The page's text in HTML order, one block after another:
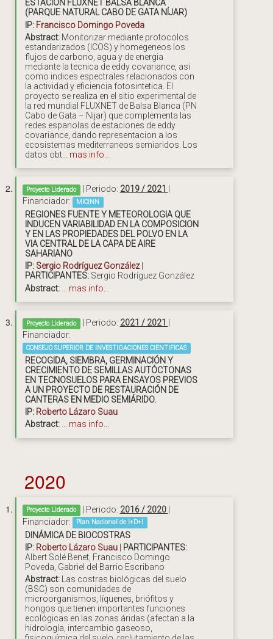
ESTACIÓN FLUXNET BALSA BLANCA
(PARQUE NATURAL CABO DE GATA NÍJAR)
IP: Francisco Domingo Poveda
Abstract: Monitorizar mediante protocolos
estandarizados (ICOS) y homegeneos los
flujos de carbono, agua y de energia
mediante la tecnica de eddy covariance, asi
como indices espectrales relacionados con
la actividad y eficiencia fotosintetica. El
proyecto se realiza en el sitio experimental de
la red mundial FLUXNET de Balsa Blanca (PN
Cabo de Gata – Nijar) que complementa las
redes espanolas de estaciones de eddy
covariance, dando representacion a los
ecosistemas mediterraneos semiaridos. Los
datos obt... mas info...
Proyecto Liderado | Periodo: 2019 / 2021
Financiador:
MICINN
REGIONES FUENTE Y METEOROLOGIA QUE
INDUCEN VARIABILIDAD EN LA COMPOSICION
Y EN LAS PROPIEDADES DEL POLVO EN LA
VIA CENTRAL DE LA CAPA DE AIRE
SAHARIANO
IP: Sergio Rodríguez González
PARTICIPANTES: Sergio Rodríguez González
Abstract:
mas info...
Proyecto Liderado | Periodo: 2021 / 2021
Financiador:
CONSEJO SUPERIOR DE INVESTIGACIONES CIENTIFICAS
RECOGIDA, SIEMBRA, GERMINACIÓN Y
CRECIMIENTO DE SEMILLAS AUTÓCTONAS
EN TECNOSUELOS PARA ENSAYOS PREVIOS
A UN PROYECTO DE RESTAURACIÓN DE
CANTERAS EN MEDIO SEMIÁRIDO.
IP: Roberto Lázaro Suau
Abstract: ... mas info...
2020
Proyecto Liderado | Periodo: 2016 / 2020 |
Financiador:
Plan Nacional de I+D+I
DINÁMICA DE BIOCOSTRAS
IP: Roberto Lázaro Suau
PARTICIPANTES:
Albert Solé Benet, Francisco Domingo
Poveda, Gabriel del Barrio Escribano
Abstract: Las costras biológicas del suelo
(BSC) son comunidades de
microorganismos, líquenes, briófitos y
hongos que tienen importantes funciones
ecológicas en las zonas áridas (afectan a la
hidrología, intercambio gaseoso,